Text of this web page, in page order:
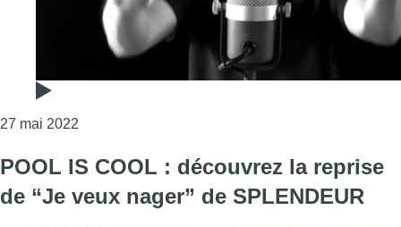
27 mai 2022
POOL IS COOL : découvrez la reprise
de “Je veux nager” de SPLENDEUR